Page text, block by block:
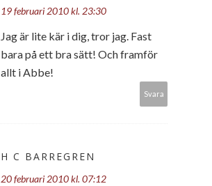
19 februari 2010 kl. 23:30
Jag är lite kär i dig, tror jag. Fast
bara på ett bra sätt! Och framför
allt i Abbe!
Svara
H C BARREGREN
20 februari 2010 kl. 07:12